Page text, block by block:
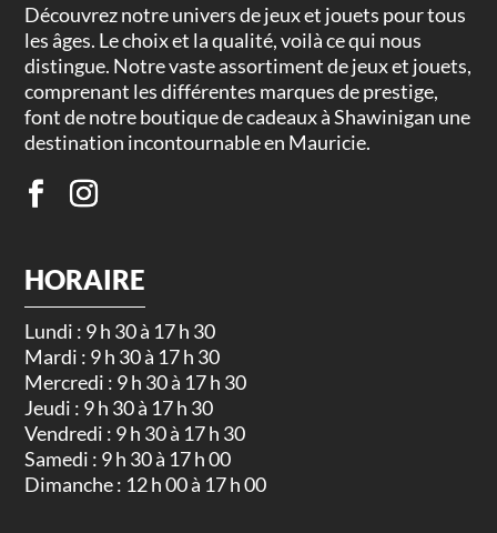
Découvrez notre univers de jeux et jouets pour tous
les âges. Le choix et la qualité, voilà ce qui nous
distingue. Notre vaste assortiment de jeux et jouets,
comprenant les différentes marques de prestige,
font de notre boutique de cadeaux à Shawinigan une
destination incontournable en Mauricie.
HORAIRE
Lundi : 9 h 30 à 17 h 30
Mardi : 9 h 30 à 17 h 30
Mercredi : 9 h 30 à 17 h 30
Jeudi : 9 h 30 à 17 h 30
Vendredi : 9 h 30 à 17 h 30
Samedi : 9 h 30 à 17 h 00
Dimanche : 12 h 00 à 17 h 00